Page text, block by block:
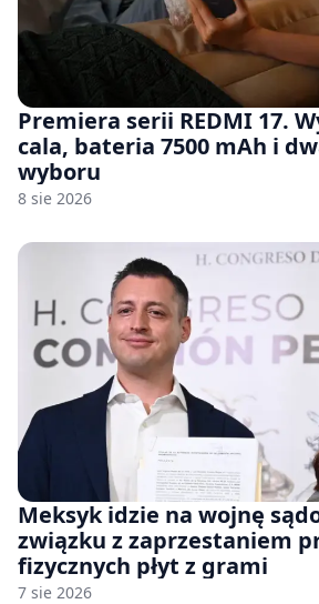
Premiera serii REDMI 17.
cala, bateria 7500 mAh i
wyboru
8 sie 2026
Meksyk idzie na wojnę
związku z zaprzestaniem
fizycznych płyt z grami
7 sie 2026